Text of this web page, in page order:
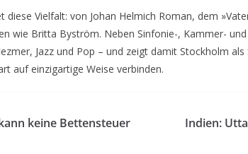
diese Vielfalt: von Johan Helmich Roman, dem
wie Britta Byström. Neben Sinfonie-, Kammer-
Jazz und Pop – und zeigt damit Stockholm
auf einzigartige Weise verbinden.
keine Bettensteuer
Indien: